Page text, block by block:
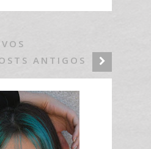
ANTIGOS